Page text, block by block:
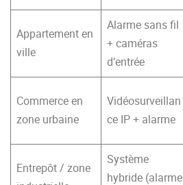
Appartement en
ville
Alarme sans fil
+ caméras
d’entrée
Commerce en
zone urbaine
Vidéosurveillan
ce IP + alarme
Entrepôt / zone
Système
hybride (alarme